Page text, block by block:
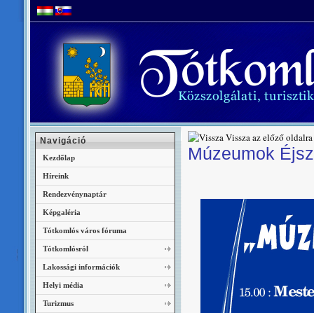
Vissza az előző oldalra
Múzeumok
Navigáció
Kezdőlap
Híreink
Rendezvénynaptár
Képgaléria
Tótkomlós város fóruma
Tótkomlósról
Lakossági információk
Helyi média
Turizmus